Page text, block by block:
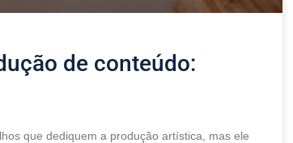
de conteúdo:
que dediquem a produção artística, mas ele